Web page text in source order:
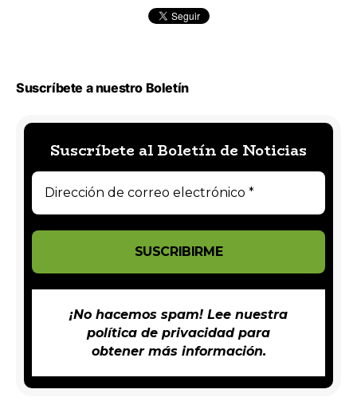
Suscríbete a nuestro Boletín
Suscríbete al Boletín de Noticias
¡No hacemos spam! Lee nuestra
política de privacidadpara
obtener más información.